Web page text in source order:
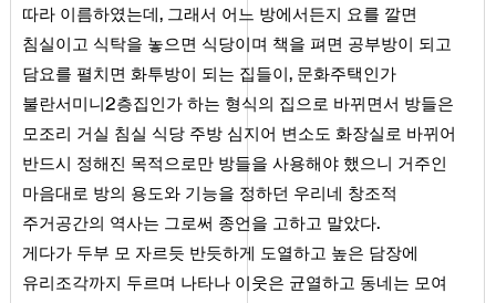
따라 이름하였는데, 그래서 어느 방에서든지 요를 깔면
침실이고 식탁을 놓으면 식당이며 책을 펴면 공부방이 되고
담요를 펼치면 화투방이 되는 집들이, 문화주택인가
불란서미니2층집인가 하는 형식의 집으로 바뀌면서 방들은
모조리 거실 침실 식당 주방 심지어 변소도 화장실로 바뀌어
반드시 정해진 목적으로만 방들을 사용해야 했으니 거주인
마음대로 방의 용도와 기능을 정하던 우리네 창조적
주거공간의 역사는 그로써 종언을 고하고 말았다.
게다가 두부 모 자르듯 반듯하게 도열하고 높은 담장에
유리조각까지 두르며 나타나 이웃은 균열하고 동네는 모여